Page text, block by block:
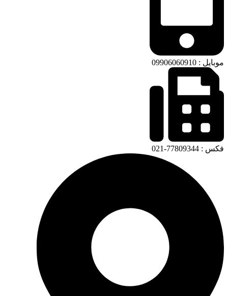
موبایل : 09906060910
فکس : 77809344-021